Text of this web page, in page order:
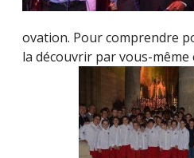
ovation. Pour comprendre
la découvrir par vous-même